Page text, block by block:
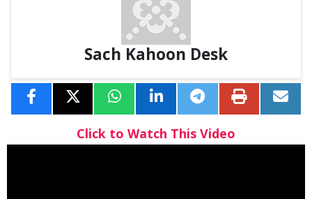
Sach Kahoon Desk
Click to Watch This Video